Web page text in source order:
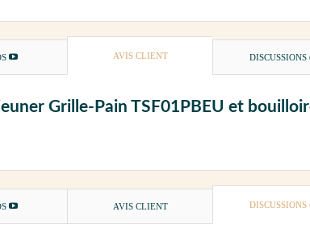
AVIS CLIENT DISCUSSIONS
Grille-Pain TSF01PBEU et
AVIS CLIENT DISCUSSIONS